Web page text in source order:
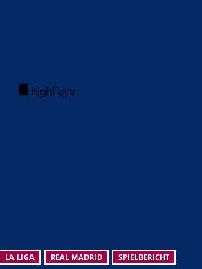
LA LIGA REAL MADRID SPIELBERICHT